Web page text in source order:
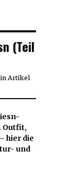
(Teil
in Artikel
Outfit,
hier die
und